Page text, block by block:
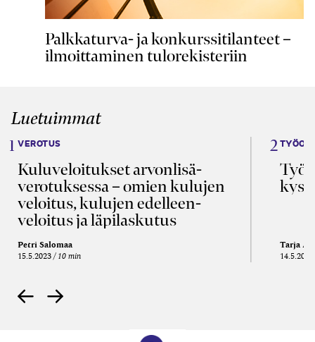
Palkkaturva- ja konkurssitilanteet –
ilmoittaminen tulorekisteriin
Luetuimmat
VEROTUS
Kulu­veloitukset arvon­lisä­
verotuksessa – omien kulujen
veloitus, kulujen edelleen­
veloitus ja läpi­laskutus
Petri Salomaa
15.5.2023 10 min
Tarja
14.5.2021